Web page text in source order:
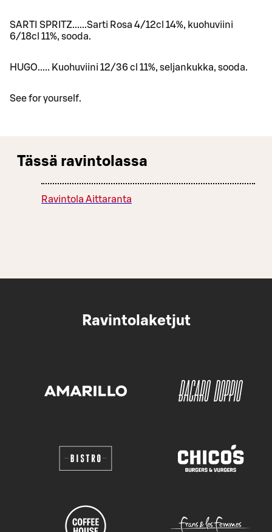
SARTI SPRITZ......Sarti Rosa 4/12cl 14%, kuohuviini
6/18cl 11%, sooda.
HUGO..... Kuohuviini 12/36 cl 11%, seljankukka, sooda.
See for yourself.
Tässä ravintolassa
Ravintola Aittaranta
Ravintolaketjut